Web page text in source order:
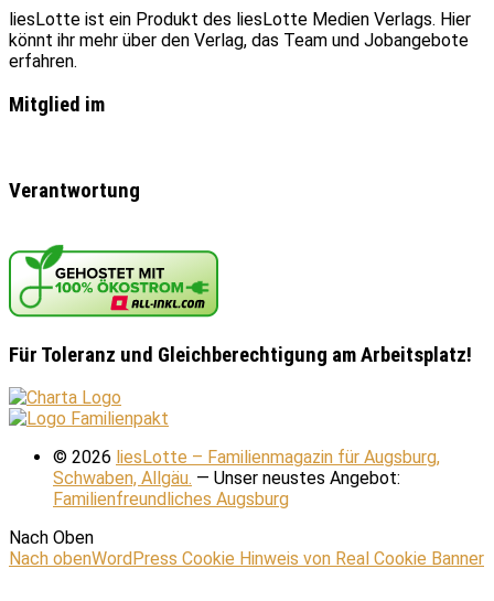
liesLotte ist ein Produkt des liesLotte Medien Verlags. Hier
könnt ihr mehr über den Verlag, das Team und Jobangebote
erfahren.
Mitglied im
Verantwortung
Für Toleranz und Gleichberechtigung am Arbeitsplatz!
© 2026 liesLotte – Familienmagazin für Augsburg,
Schwaben, Allgäu. — Unser neustes Angebot:
Familienfreundliches Augsburg
Nach Oben
Nach obenWordPress Cookie Hinweis von Real Cookie Banner